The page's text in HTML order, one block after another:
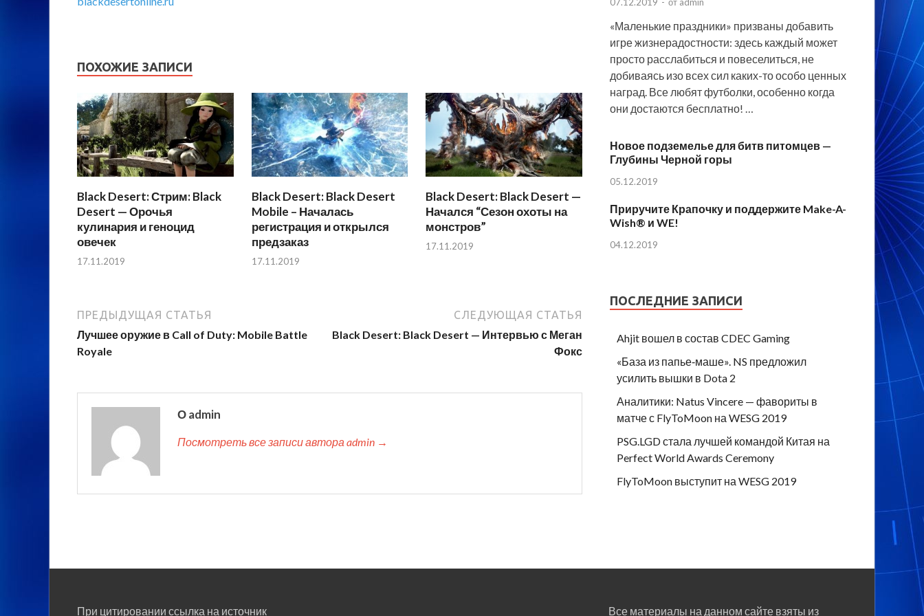
ПОХОЖИЕ ЗАПИСИ
Black Desert: Стрим: Black
Desert — Орочья
кулинария и геноцид
овечек
17.11.2019
Black Desert: Black Desert
Mobile – Началась
регистрация и открылся
предзаказ
17.11.2019
Black Desert: Black Desert —
Начался “Сезон охоты на
монстров”
17.11.2019
ПРЕДЫДУЩАЯ СТАТЬЯ
Лучшее оружие в Call of Duty: Mobile Battle
Royale
СЛЕДУЮЩАЯ СТАТЬЯ
Black Desert: Black Desert — Интервью с Меган
Фокс
О admin
Посмотреть все записи автора admin →
«Маленькие праздники» призваны добавить
игре жизнерадостности: здесь каждый может
просто расслабиться и повеселиться, не
добиваясь изо всех сил каких-то особо ценных
наград. Все любят футболки, особенно когда
они достаются бесплатно! …
Новое подземелье для битв питомцев —
Глубины Черной горы
05.12.2019
Приручите Крапочку и поддержите Make-A-
Wish® и WE!
04.12.2019
ПОСЛЕДНИЕ ЗАПИСИ
Ahjit вошел в состав CDEC Gaming
«База из папье‑маше». NS предложил
усилить вышки в Dota 2
Аналитики: Natus Vincere — фавориты в
матче с FlyToMoon на WESG 2019
PSG.LGD стала лучшей командой Китая на
Perfect World Awards Ceremony
FlyToMoon выступит на WESG 2019
При цитировании ссылка на источник Все материалы на данном сайте взяты из